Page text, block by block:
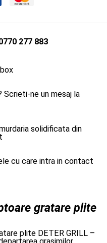
277 883
ne un mesaj la
solidificata din
cu care intra in contact
gratare plite
plite DETER GRILL –